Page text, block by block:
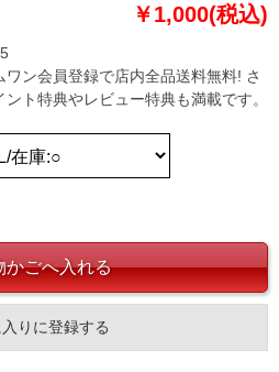
￥1,000(税込)
ワン会員登録で店内全品送料無料! さ
ント特典やレビュー特典も満載です。
りに登録する